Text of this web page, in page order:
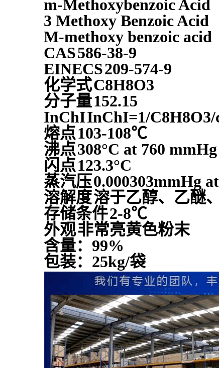
m-Methoxybenzoic Acid
3 Methoxy Benzoic Acid
M-methoxy benzoic acid
CAS586-38-9
EINECS209-574-9
化学式C8H8O3
分子量152.15
InChIInChI=1/C8H8O3/
熔点103-108℃
沸点308°C at 760 mmHg
闪点123.3°C
蒸汽压0.000303mmHg
溶解度溶于乙醇、乙醚
存储条件2-8℃
外观非常亮黄色粉末
含量：99%
包装：25kg/袋